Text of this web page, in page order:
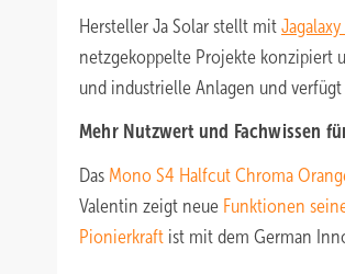
Hersteller Ja Solar stellt mit
netzgekoppelte Projekte konzipiert
und industrielle Anlagen und
Mehr Nutzwert und Fachwissen
Das Mono S4 Halfcut Chroma
Valentin zeigt neue Funktionen
Pionierkraft ist mit dem German